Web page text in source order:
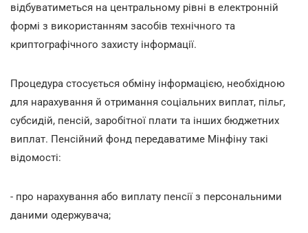
відбуватиметься на центральному рівні в електронній
формі з використанням засобів технічного та
криптографічного захисту інформації.
Процедура стосується обміну інформацією, необхідною
для нарахування й отримання соціальних виплат, пільг,
субсидій, пенсій, заробітної плати та інших бюджетних
виплат. Пенсійний фонд передаватиме Мінфіну такі
відомості:
- про нарахування або виплату пенсії з персональними
даними одержувача;